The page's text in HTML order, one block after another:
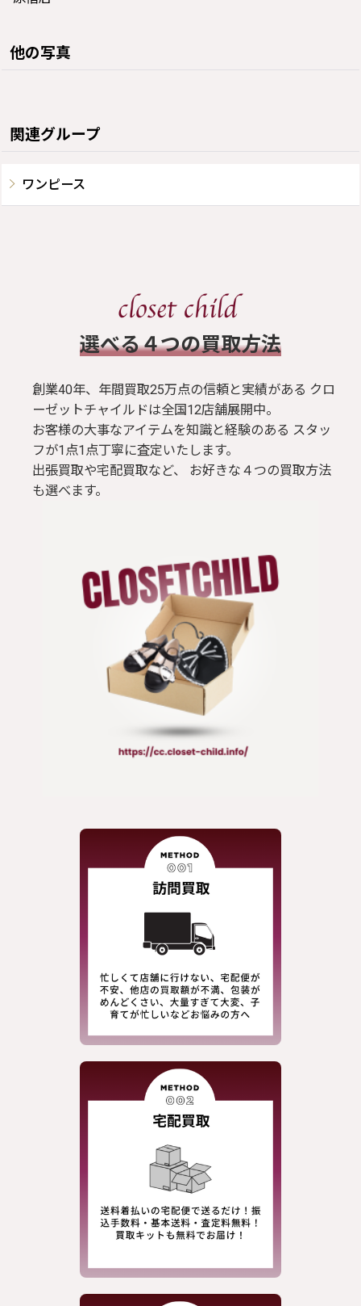
他の写真
関連グループ
ワンピース
​選べる４つの買取方法
創業40年、年間買取25万点の信頼と実績がある クロ
ーゼットチャイルドは全国12店舗展開中。
お客様の大事なアイテムを知識と経験のある スタッ
フが1点1点丁寧に査定いたします。
出張買取や宅配買取など、 お好きな４つの買取方法
も選べます。